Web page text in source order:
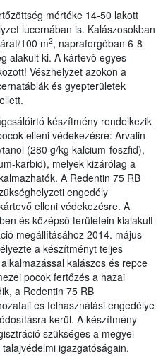
mértéke 14-50 lakott
lucernában is. Kalászosokban
100 m2, napraforgóban 6-8
alakult ki. A kártevő egyes
Vészhelyzet azokon a
és gyepterületek
készítmény rendelkezik
elleni védekezésre: Arvalin
(280 g/kg kalcium-foszfid),
karbid), melyek kizárólag a
A Redentin 75 RB
engedély
elleni védekezésre. A
és középső területein kialakult
megállításához 2014. május
a készítményt teljes
kalászos és repce
pocok fertőzés a hazai
a Redentin 75 RB
és felhasználási engedélye
kerül. A készítmény
szükséges a megyei
igazgatóságain.